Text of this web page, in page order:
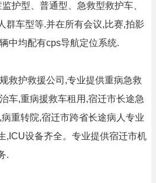
护型、普通型、急救型救护车、
群车型等.并在所有会议,比赛,拍影
中均配有cps导航定位系统.
救护救援公司,专业提供重病急救
车,重病援救车租用,宿迁市长途急
重转院,宿迁市跨省长途病人专业
,ICU设备齐全。专业提供宿迁市机
.